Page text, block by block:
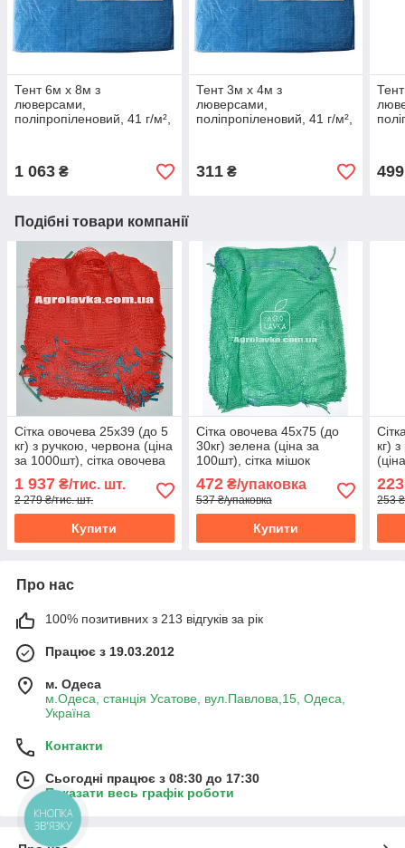
Тент 6м х 8м з
люверсами,
поліпропіленовий, 41 г/м²,
1 063 ₴
Тент 3м х 4м з
люверсами,
поліпропіленовий, 41 г/м²,
311₴ 499
Подібні товари компанії
Сітка овочева 25х39 (до 5
кг) з ручкою, червона (ціна
за 1000шт), сітка овочева
1 937 ₴/тис. шт.
2 279 ₴/тис. шт.
Купити
Сітка овочева 45х75 (до
30кг) зелена (ціна за
100шт), сітка мішок
472₴/упаковка
537 ₴/упаковка
Купити
кг)
223
253
Про нас
100% позитивних з 213 відгуків за рік
Працює з 19.03.2012
м. Одеса
м.Одеса, станція Усатове, вул.Павлова,15, Одеса,
Україна
Контакти
Сьогодні працює з 08:30 до 17:30
Показати весь графік роботи
КНОПКА
ЗВ'ЯЗКУ